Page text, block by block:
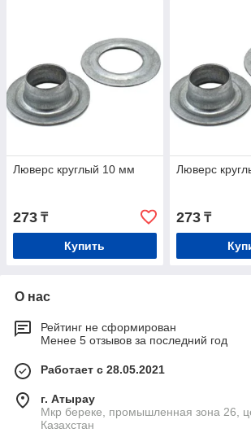
Люверс круглый 10 мм
273 ₸
Купить
Люверс
273₸
О нас
Рейтинг не сформирован
Менее 5 отзывов за последний год
Работает с 28.05.2021
г. Атырау
Мкр береке, промышленная зона 26,
Казахстан